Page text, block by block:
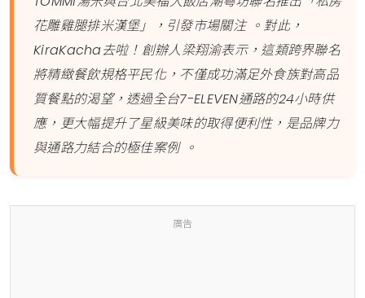
花雕雞腿排米漢堡」，引發市場關注 。對此，
KiraKacha去啦！創辦人梁翔渝表示，這類跨界聯名
將精緻餐飲規格平民化，不僅成功滿足外食族對高品
質餐點的渴望，透過全台7-ELEVEN通路的24小時供
應，更大幅提升了星級美味的取得便利性，是品牌力
與通路力結合的極佳案例 。
廣告